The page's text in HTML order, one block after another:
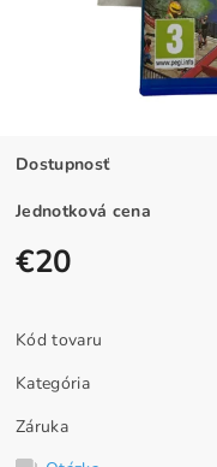
Dostupnosť
Jednotková cena
€20
Kód tovaru
Kategória
Záruka